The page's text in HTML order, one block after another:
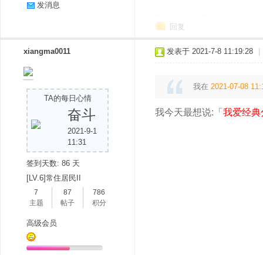
发消息
回复
xiangma0011
TA的每日心情
奋斗
2021-9-1
11:31
签到天数: 86 天
[LV.6]常住居民II
7
主题
87
帖子
786
积分
高级会员
发表于 2021-7-8 11:19:28
我在 2021-07-08
我今天最想说:「 我爱经典